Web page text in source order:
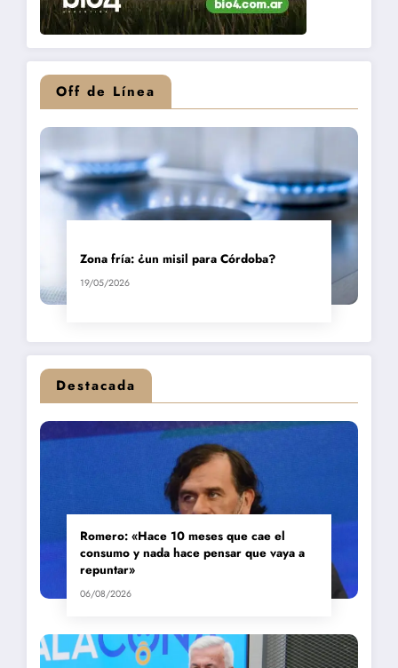
Off de Línea
Zona fría: ¿un misil para Córdoba?
19/05/2026
Destacada
Romero: «Hace 10 meses que cae el
consumo y nada hace pensar que vaya a
repuntar»
06/08/2026